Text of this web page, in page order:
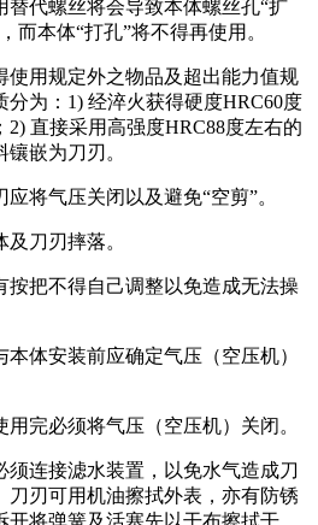
替代螺丝将会导致本体螺丝孔“扩
而本体“打孔”将不得再使用。
使用规定外之物品及超出能力值规
分为：1) 经淬火获得硬度HRC60度
2) 直接采用高强度HRC88度左右的
嵌为刀刃。
将气压关闭以及避免“空剪”。
刀刃摔落。
按把不得自己调整以免造成无法操
体安装前应确定气压（空压机）
完必须将气压（空压机）关闭。
须连接滤水装置，以免水气造成刀
刀刃可用机油擦拭外表，亦有防锈
开将弹簧及活塞先以干布擦拭干